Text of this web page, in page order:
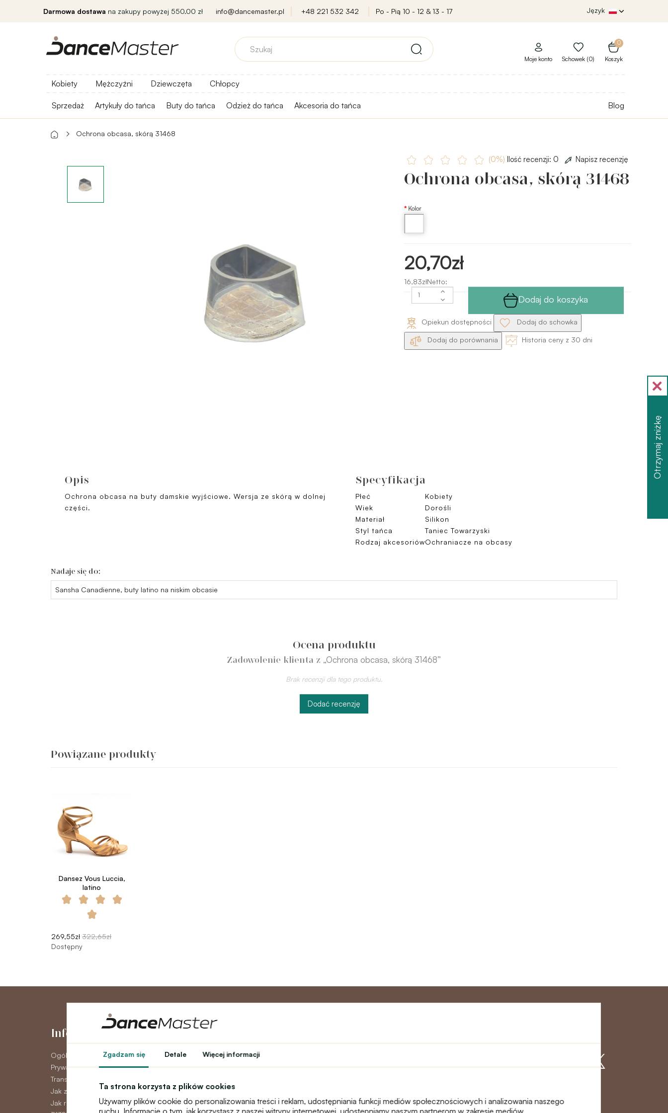
Zgadzam się Detale Więcej informacji
Ta strona korzysta z plików cookies
Używamy plików cookie do personalizowania treści i reklam, udostępniania funkcji mediów społecznościowych i analizowania naszego
ruchu. Informacje o tym, jak korzystasz z naszej witryny internetowej, udostępniamy naszym partnerom w zakresie mediów
Darmowa dostawa na zakupy powyżej 550.00 zł info@dancemaster.pl +48 221 532 342 Po - Pią 10 - 12 & 13 - 17 Język
0
Koszyk
Moje konto Schowek (0)
Kobiety Mężczyźni Dziewczęta Chłopcy
Sprzedaż Artykuły do ​​tańca Buty do tańca Odzież do tańca Akcesoria do tańca Blog
Ochrona obcasa, skórą 31468
(0%) Ilość recenzji: 0 Napisz recenzję
Ochrona obcasa, skórą 31468
Kolor
20,70zł
16,83złNetto:
Dodaj do koszyka
Opiekun dostępności Dodaj do schowka
Dodaj do porównania Historia ceny z 30 dni
Opis
Ochrona obcasa na buty damskie wyjściowe. Wersja ze skórą w dolnej
części.
Specyfikacja
Płeć
Kobiety
Wiek
Dorośli
Materiał
Silikon
Styl tańca
Taniec Towarzyski
Rodzaj akcesoriówOchraniacze na obcasy
Nadaje się do:
Sansha Canadienne, buty latino na niskim obcasie
Ocena produktu
Zadowolenie klienta z „Ochrona obcasa, skórą 31468”
Brak recenzji dla tego produktu.
Dodać recenzję
Powiązane produkty
Dansez Vous Luccia,
latino
269,55zł 322,65zł
Dostępny
Informacje
Ogólne warunki
Prywatność GDPR
Transport
Jak zapłacić
Jak reklamować, wymieniać lub
Moje konto
Historia zamówień
partnerski
Program lojalnościowy
Teatr
text_faq
Otrzymaj zniżkę